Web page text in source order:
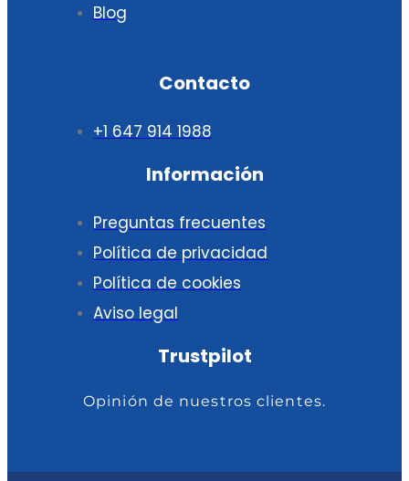
Blog
Contacto
+1 647 914 1988
Información
Preguntas frecuentes
Política de privacidad
Política de cookies
Aviso legal
Trustpilot
Opinión de nuestros clientes.